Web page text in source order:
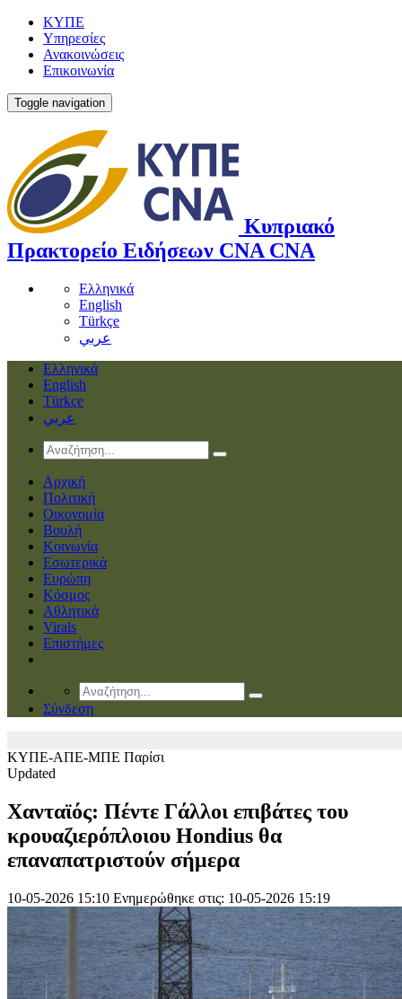
ΚΥΠΕ
Υπηρεσίες
Ανακοινώσεις
Επικοινωνία
Toggle navigation
Κυπριακό
Πρακτορείο Ειδήσεων CNA CNA
Ελληνικά
English
Türkçe
عربي
Ελληνικά
English
Türkçe
عربي
Αρχική
Πολιτική
Οικονομία
Βουλή
Κοινωνία
Εσωτερικά
Ευρώπη
Κόσμος
Αθλητικά
Virals
Επιστήμες
Σύνδεση
ΚΥΠΕ-ΑΠΕ-ΜΠΕ Παρίσι
Updated
Χανταϊός: Πέντε Γάλλοι επιβάτες του
κρουαζιερόπλοιου Hondius θα
επαναπατριστούν σήμερα
10-05-2026 15:10 Ενημερώθηκε στις: 10-05-2026 15:19